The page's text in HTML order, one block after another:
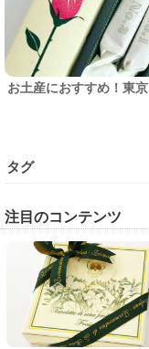
お土産におすすめ！東
タグ
注目のコンテンツ